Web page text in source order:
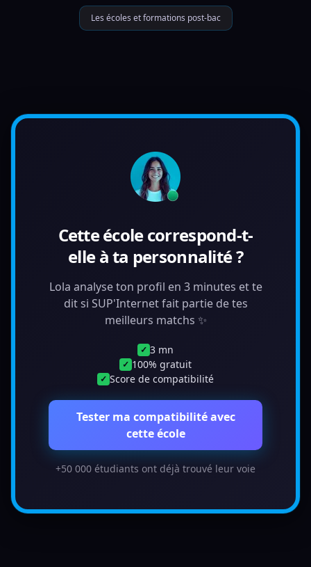
Les écoles et formations post-bac
Cette école correspond-t-
elle à ta personnalité ?
Lola analyse ton profil en 3 minutes et te
dit si SUP'Internet fait partie de tes
meilleurs matchs ✨
✓ 3 mn
✓ 100% gratuit
✓ Score de compatibilité
Tester ma compatibilité avec
cette école
+50 000 étudiants ont déjà trouvé leur voie